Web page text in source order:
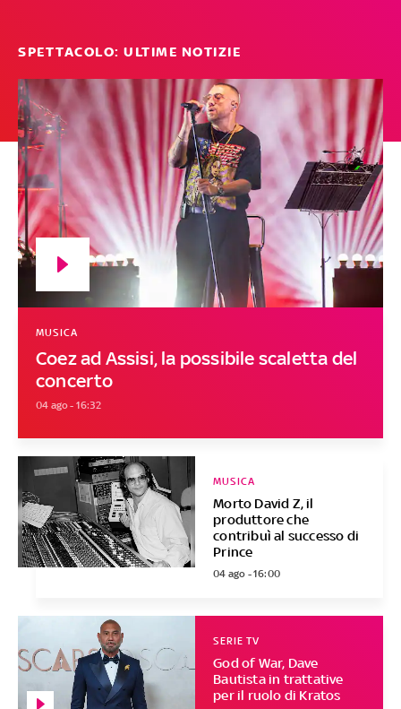
SPETTACOLO: ULTIME NOTIZIE
Coez ad Assisi, la possibile scaletta del
concerto
MUSICA
04 ago - 16:32
Morto David Z, il
produttore che
contribuì al successo di
Prince
MUSICA
04 ago - 16:00
God of War, Dave
Bautista in trattative
per il ruolo di Kratos
SERIE TV